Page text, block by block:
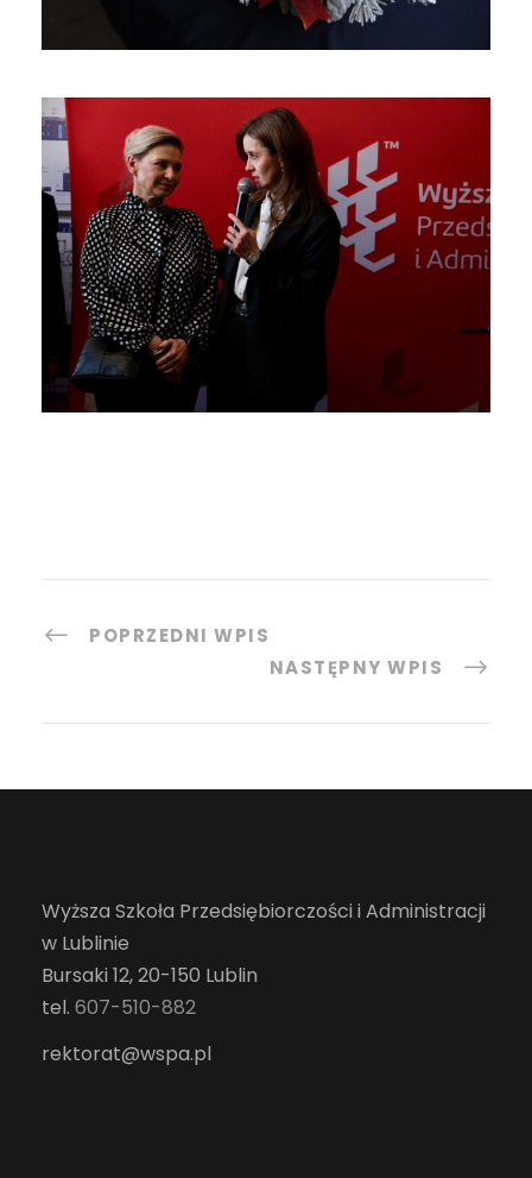
POPRZEDNI WPIS
NASTĘPNY WPIS
Wyższa Szkoła Przedsiębiorczości i Administracji
w Lublinie
Bursaki 12, 20-150 Lublin
tel. 607-510-882
rektorat@wspa.pl